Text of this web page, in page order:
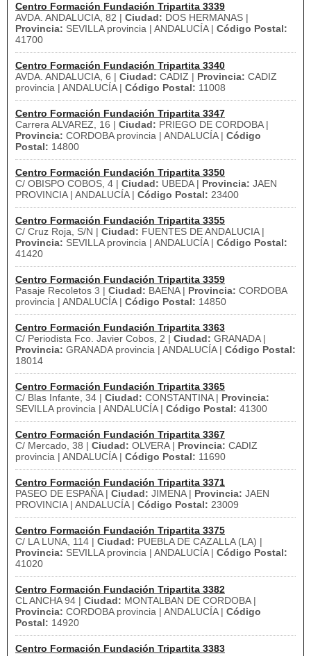
Centro Formación Fundación Tripartita 3339
AVDA. ANDALUCIA, 82 | Ciudad: DOS HERMANAS |
Provincia: SEVILLA provincia | ANDALUCÍA | Código Postal:
41700
Centro Formación Fundación Tripartita 3340
AVDA. ANDALUCIA, 6 | Ciudad: CADIZ | Provincia: CADIZ
provincia | ANDALUCÍA | Código Postal: 11008
Centro Formación Fundación Tripartita 3347
Carrera ALVAREZ, 16 | Ciudad: PRIEGO DE CORDOBA |
Provincia: CORDOBA provincia | ANDALUCÍA | Código
Postal: 14800
Centro Formación Fundación Tripartita 3350
C/ OBISPO COBOS, 4 | Ciudad: UBEDA | Provincia: JAEN
PROVINCIA | ANDALUCÍA | Código Postal: 23400
Centro Formación Fundación Tripartita 3355
C/ Cruz Roja, S/N | Ciudad: FUENTES DE ANDALUCIA |
Provincia: SEVILLA provincia | ANDALUCÍA | Código Postal:
41420
Centro Formación Fundación Tripartita 3359
Pasaje Recoletos 3 | Ciudad: BAENA | Provincia: CORDOBA
provincia | ANDALUCÍA | Código Postal: 14850
Centro Formación Fundación Tripartita 3363
C/ Periodista Fco. Javier Cobos, 2 | Ciudad: GRANADA |
Provincia: GRANADA provincia | ANDALUCÍA | Código Postal:
18014
Centro Formación Fundación Tripartita 3365
C/ Blas Infante, 34 | Ciudad: CONSTANTINA | Provincia:
SEVILLA provincia | ANDALUCÍA | Código Postal: 41300
Centro Formación Fundación Tripartita 3367
C/ Mercado, 38 | Ciudad: OLVERA | Provincia: CADIZ
provincia | ANDALUCÍA | Código Postal: 11690
Centro Formación Fundación Tripartita 3371
PASEO DE ESPAÑA | Ciudad: JIMENA | Provincia: JAEN
PROVINCIA | ANDALUCÍA | Código Postal: 23009
Centro Formación Fundación Tripartita 3375
C/ LA LUNA, 114 | Ciudad: PUEBLA DE CAZALLA (LA) |
Provincia: SEVILLA provincia | ANDALUCÍA | Código Postal:
41020
Centro Formación Fundación Tripartita 3382
CL ANCHA 94 | Ciudad: MONTALBAN DE CORDOBA |
Provincia: CORDOBA provincia | ANDALUCÍA | Código
Postal: 14920
Centro Formación Fundación Tripartita 3383